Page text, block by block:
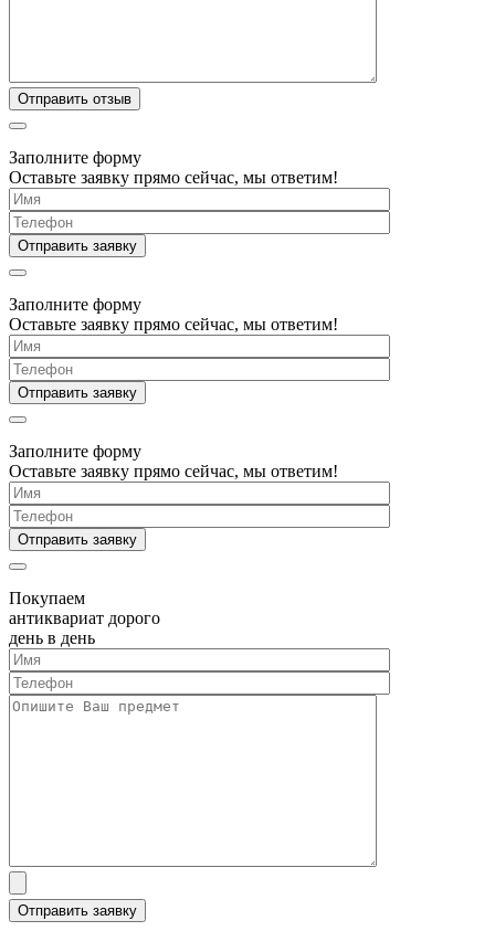
Заполните форму
Оставьте заявку прямо сейчас, мы ответим!
Заполните форму
Оставьте заявку прямо сейчас, мы ответим!
Заполните форму
Оставьте заявку прямо сейчас, мы ответим!
Покупаем
антиквариат дорого
день в день